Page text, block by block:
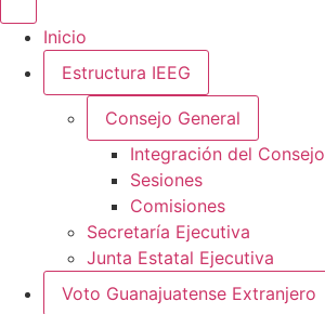
Inicio
Estructura IEEG
Consejo General
Integración del Consejo
Sesiones
Comisiones
Secretaría Ejecutiva
Junta Estatal Ejecutiva
Voto Guanajuatense Extranjero